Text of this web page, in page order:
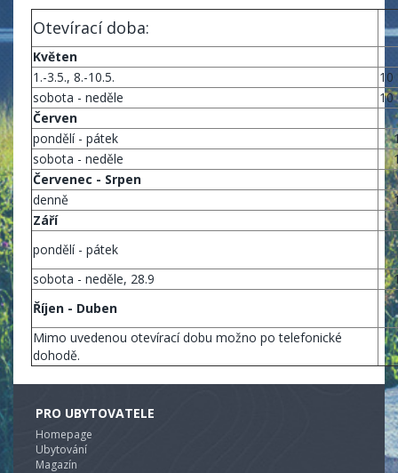
Otevírací doba:
Květen
1.-3.5., 8.-10.5.
10
sobota - neděle
10
Červen
pondělí - pátek
sobota - neděle
Červenec - Srpen
denně
Září
pondělí - pátek
sobota - neděle, 28.9
Říjen - Duben
Mimo uvedenou otevírací dobu možno po telefonické
dohodě.
PRO UBYTOVATELE
Homepage
Ubytování
Magazín